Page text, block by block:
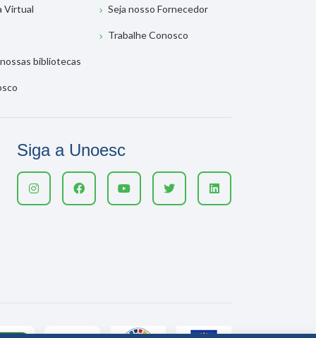
Virtual
bibliotecas
Seja nosso Fornecedor
Trabalhe Conosco
Siga a Unoesc